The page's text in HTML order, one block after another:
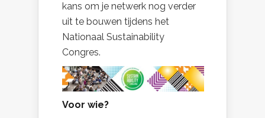
kans om je netwerk nog verder
uit te bouwen tijdens het
Nationaal Sustainability
Congres.
Voor wie?